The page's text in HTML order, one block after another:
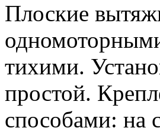
Плоские
тихими.
простой.
способами: на